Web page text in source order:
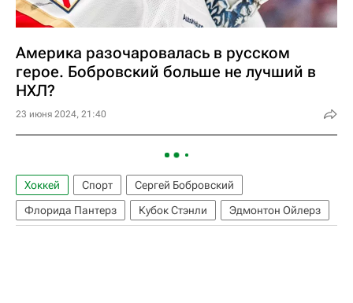
Америка разочаровалась в русском
герое. Бобровский больше не лучший в
НХЛ?
23 июня 2024, 21:40
Хоккей Спорт
Сергей Бобровский
Флорида Пантерз
Кубок Стэнли Эдмонтон Ойлерз